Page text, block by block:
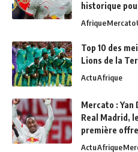
historique
AfriqueMercato
Top 10 des
Lions de la
ActuAfrique
Mercato : Yan
Real Madrid,
première offre
ActuAfrique